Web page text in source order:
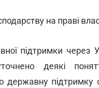
на праві
підтримки через
деякі
державну підтримку